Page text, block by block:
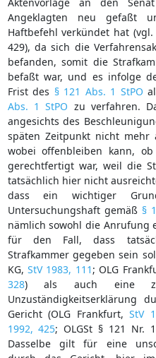
Angeklagten neu gefaßt
Haftbefehl verkündet hat (vgl.
429), da sich die
befanden, somit die
befaßt war, und es infolge
Frist des § 121 Abs. 1 StPO
Abs. 1 StPO zu verfahren.
angesichts des
späten Zeitpunkt nicht mehr
wobei offenbleiben kann,
gerechtfertigt war, weil die
tatsächlich hier nicht
dass ein wichtiger
Untersuchungshaft gemäß §
nämlich sowohl die Anrufung
für den Fall, dass
Strafkammer gegeben sein
KG, StV 1983, 111 ; OLG
328) als auch eine
Unzuständigkeitserklärung
Gericht (OLG Frankfurt,StV
1992, 425; OLGSt § 121 Nr.
Dasselbe gilt für eine